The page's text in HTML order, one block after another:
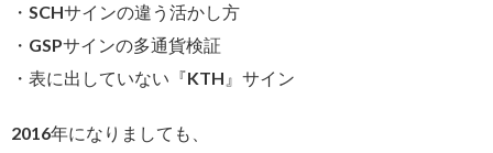
・SCHサインの違う活かし方
・GSPサインの多通貨検証
・表に出していない『KTH』サイン
2016年になりましても、